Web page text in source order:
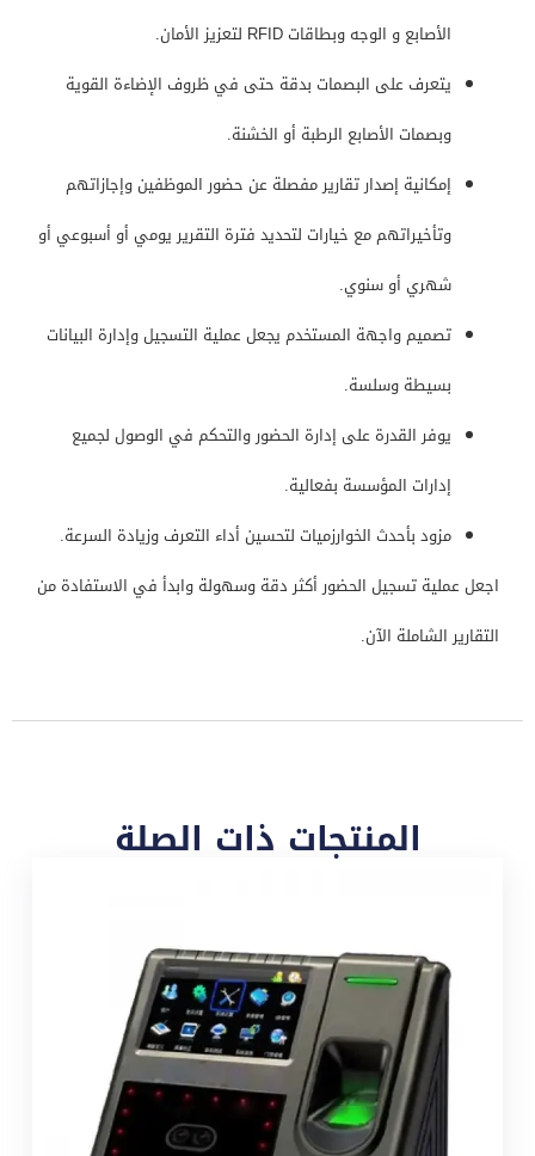
الأصابع و الوجه وبطاقات RFID لتعزيز الأمان.
يتعرف على البصمات بدقة حتى في ظروف الإضاءة القوية
وبصمات الأصابع الرطبة أو الخشنة.
إمكانية إصدار تقارير مفصلة عن حضور الموظفين وإجازاتهم
وتأخيراتهم مع خيارات لتحديد فترة التقرير يومي أو أسبوعي أو
شهري أو سنوي.
تصميم واجهة المستخدم يجعل عملية التسجيل وإدارة البيانات
بسيطة وسلسة.
يوفر القدرة على إدارة الحضور والتحكم في الوصول لجميع
إدارات المؤسسة بفعالية.
مزود بأحدث الخوارزميات لتحسين أداء التعرف وزيادة السرعة.
اجعل عملية تسجيل الحضور أكثر دقة وسهولة وابدأ في الاستفادة من
التقارير الشاملة الآن.
المنتجات ذات الصلة